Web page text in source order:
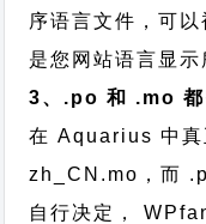
序语言文件，可
是您网站语言显示
3、.po 和 .mo 都
在 Aquarius 中
zh_CN.mo，而
自行决定，